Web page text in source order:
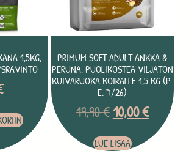
1,5KG,
PRIMUM SOFT ADULT ANKKA &
PERUNA, PUOLIKOSTEA VILJATON
KUIVARUOKA KOIRALLE 1,5 KG (P.
E. 7/26)
19,90€10,00€
LUE LISÄÄ